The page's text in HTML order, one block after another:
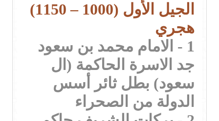
الجيل الأول (1000 – 1150)
هجري
1 - الامام محمد بن سعود
جد الاسرة الحاكمة (ال
سعود) بطل ثائر أسس
الدولة من الصحراء